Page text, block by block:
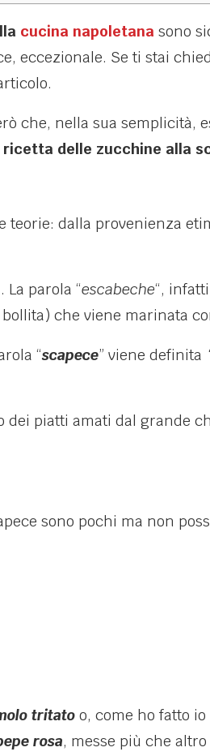
cucina napoletana sono
eccezionale. Se ti stai
che, nella sua semplicità,
ricetta delle zucchine alla
teorie: dalla provenienza
parola “escabeche“,
che viene marinata
“scapece” viene definita
dei piatti amati dal grande
sono pochi ma non
tritato o, come ho fatto
rosa, messe più che